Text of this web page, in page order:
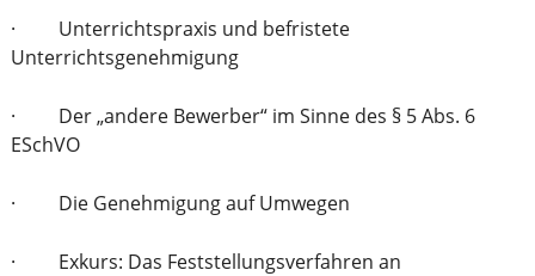
· Unterrichtspraxis und befristete
Unterrichtsgenehmigung
· Der „andere Bewerber“ im Sinne des § 5 Abs. 6
ESchVO
· Die Genehmigung auf Umwegen
· Exkurs: Das Feststellungsverfahren an